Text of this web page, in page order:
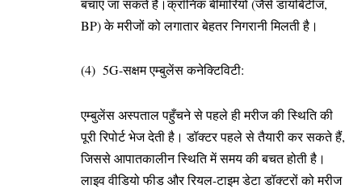
BP) के मरीजों को लगातार बेहतर निगरानी मिलती है।
(4) 5G-सक्षम एम्बुलेंस कनेक्टिविटी:
एम्बुलेंस अस्पताल पहुँचने से पहले ही मरीज की स्थिति की
पूरी रिपोर्ट भेज देती है। डॉक्टर पहले से तैयारी कर सकते हैं,
जिससे आपातकालीन स्थिति में समय की बचत होती है।
लाइव वीडियो फीड और रियल-टाइम डेटा डॉक्टरों को मरीज